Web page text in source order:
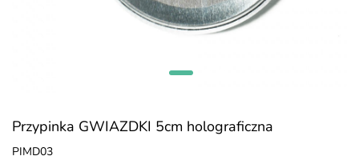
Przypinka GWIAZDKI 5cm holograficzna
PIMD03